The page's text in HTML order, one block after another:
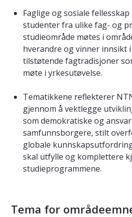
Faglige og sosiale
studenter fra ulike fag- og
studieområde møtes i
hverandre og vinner innsikt
tilstøtende fagtradisjoner
møte i yrkesutøvelse.
Tematikkene reflekterer
gjennom å vektlegge
som demokratiske og
samfunnsborgere, stilt
globale
skal utfylle og komplettere
studieprogrammene.
Tema for